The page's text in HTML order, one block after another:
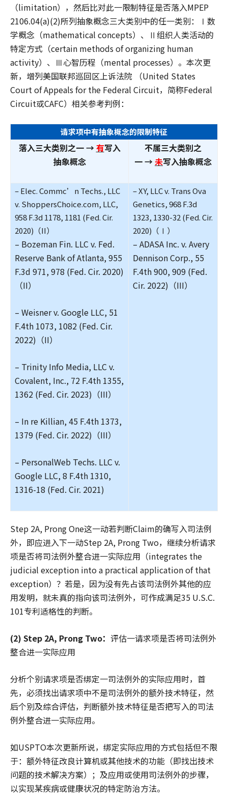
（limitation），然后比对此一限制特征是否落入MPEP
2106.04(a)(2)所列抽象概念三大类别中的任一类别：Ⅰ数
学概念（mathematical concepts）、Ⅱ组织人类活动的
特定方式（certain methods of organizing human
activity）、Ⅲ心智历程（mental processes）。本次更
新，增列美国联邦巡回区上诉法院 （United States
Court of Appeals for the Federal Circuit，简称Federal
Circuit或CAFC）相关参考判例：
请求项中有抽象概念的限制特征
落入三大类别之一→有写入
抽象概念
不属三大类别之
一→未写入抽象概念
– Elec. Commc’n Techs., LLC
v. ShoppersChoice.com, LLC,
958 F.3d 1178, 1181 (Fed. Cir.
2020)（II）
– Bozeman Fin. LLC v. Fed.
Reserve Bank of Atlanta, 955
F.3d 971, 978 (Fed. Cir. 2020)
（II）
– Weisner v. Google LLC, 51
F.4th 1073, 1082 (Fed. Cir.
2022)（II）
– Trinity Info Media, LLC v.
Covalent, Inc., 72 F.4th 1355,
1362 (Fed. Cir. 2023)（III）
– In re Killian, 45 F.4th 1373,
1379 (Fed. Cir. 2022)（III）
– PersonalWeb Techs. LLC v.
Google LLC, 8 F.4th 1310,
1316-18 (Fed. Cir. 2021)
– XY, LLC v. Trans Ova
Genetics, 968 F.3d
1323, 1330-32 (Fed. Cir.
2020)（Ⅰ）
– ADASA Inc. v. Avery
Dennison Corp., 55
F.4th 900, 909 (Fed.
Cir. 2022)（III）
Step 2A, Prong One这一动若判断Claim的确写入司法例
外，即应进入下一动Step 2A, Prong Two，继续分析请求
项是否将司法例外整合进一实际应用（integrates the
judicial exception into a practical application of that
exception）？若是，因为没有先占该司法例外其他的应
用发明，就未真的指向该司法例外，可作成满足35 U.S.C.
101专利适格性的判断。
(2) Step 2A, Prong Two： 评估一请求项是否将司法例外
整合进一实际应用
分析个别请求项是否绑定一司法例外的实际应用时，首
先，必须找出请求项中不是司法例外的额外技术特征，然
后个别及综合评估，判断额外技术特征是否把写入的司法
例外整合进一实际应用。
如USPTO本次更新所说，绑定实际应用的方式包括但不限
于：额外特征改良计算机或其他技术的功能（即找出技术
问题的技术解决方案）；及应用或使用司法例外的步骤，
以实现某疾病或健康状况的特定防治方法。